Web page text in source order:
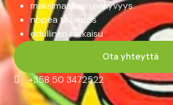
maksimaalinen näkyvyys
nopea toteutus
edullinen ratkaisu
Ota yhteyttä
+358 50 3472522